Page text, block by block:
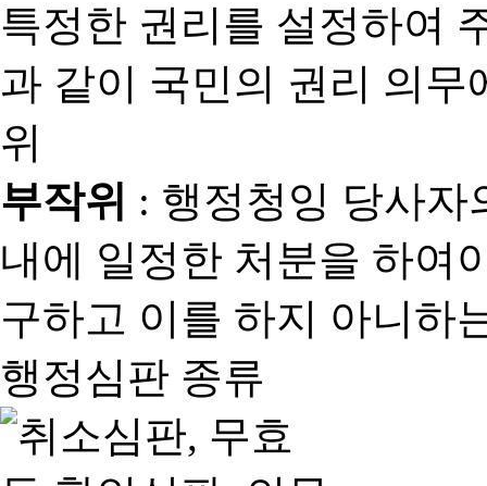
특정한 권리를 설정하여
과 같이 국민의 권리 의
위
부작위 : 행정청잉 당사자
내에 일정한 처분을 하여
구하고 이를 하지 아니하
행정심판 종류